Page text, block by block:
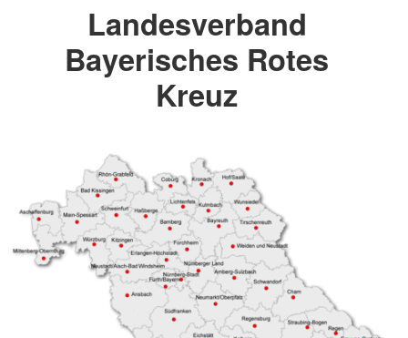
Landesverband
Bayerisches Rotes
Kreuz